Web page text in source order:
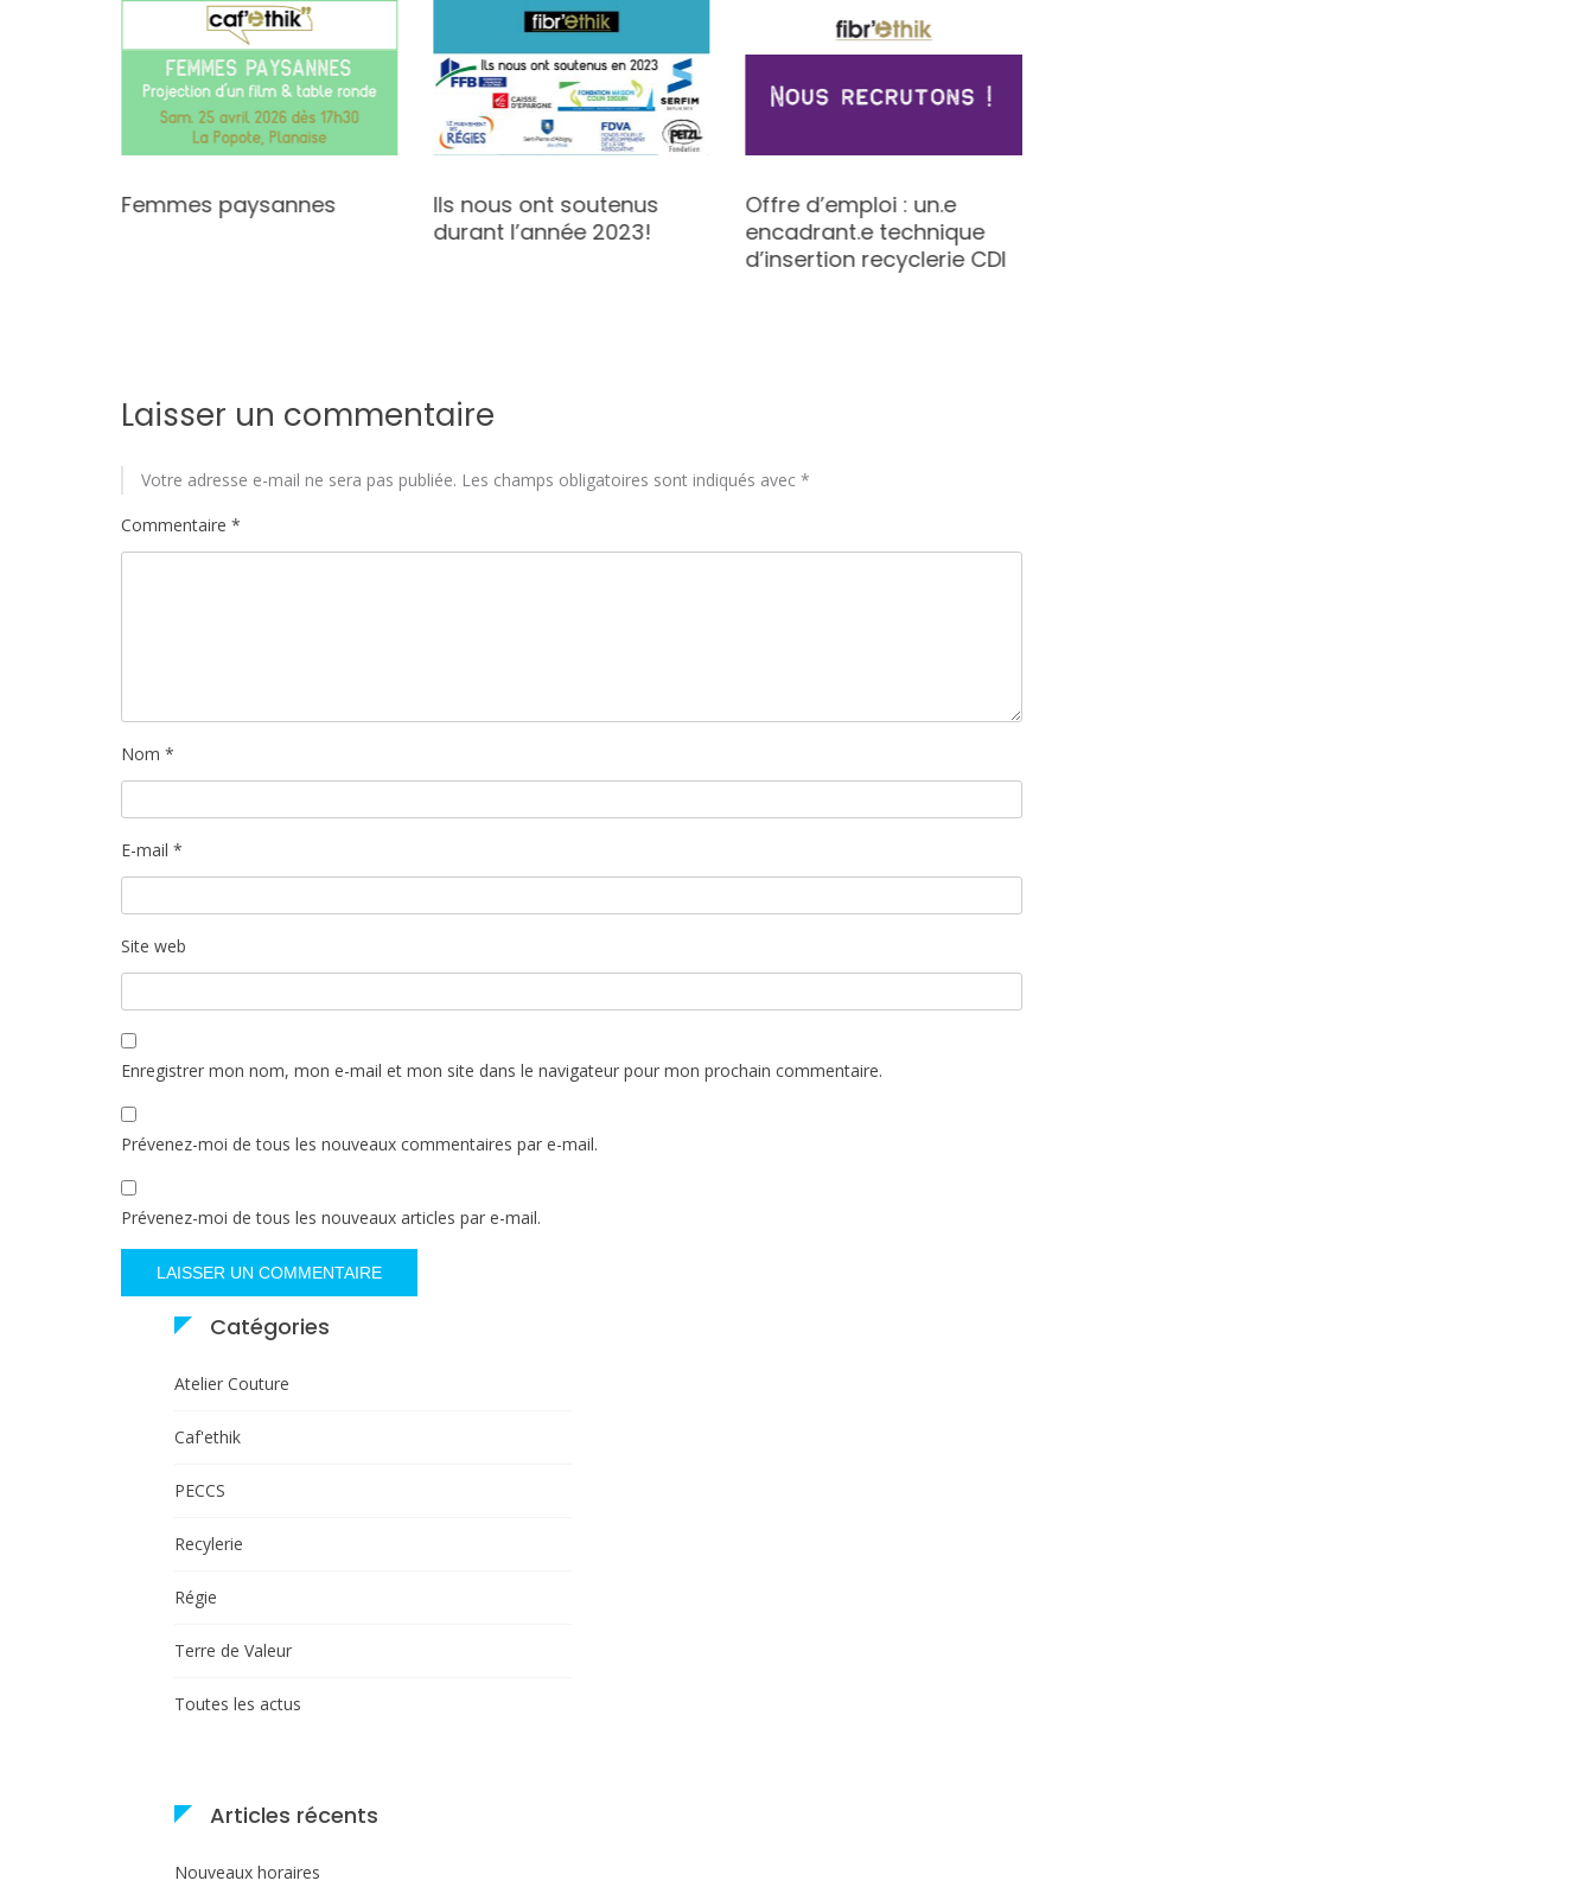
Femmes paysannes
Ils nous ont soutenus
durant l’année 2023!
Offre d’emploi : un.e
encadrant.e technique
d’insertion recyclerie CDI
Laisser un commentaire
Votre adresse e-mail ne sera pas publiée. Les champs obligatoires sont indiqués avec *
Commentaire *
Nom *
E-mail *
Site web
Enregistrer mon nom, mon e-mail et mon site dans le navigateur pour mon prochain commentaire.
Prévenez-moi de tous les nouveaux commentaires par e-mail.
Prévenez-moi de tous les nouveaux articles par e-mail.
Catégories
Atelier Couture
Caf'ethik
PECCS
Recylerie
Régie
Terre de Valeur
Toutes les actus
Articles récents
Nouveaux horaires